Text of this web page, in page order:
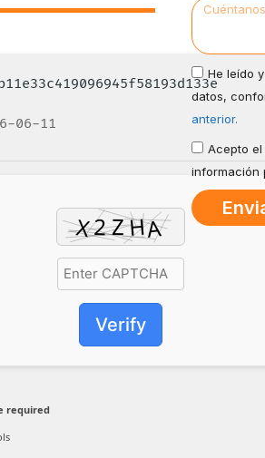
06-11
Verify
required
He leído
datos,
anterior.
Acepto
información